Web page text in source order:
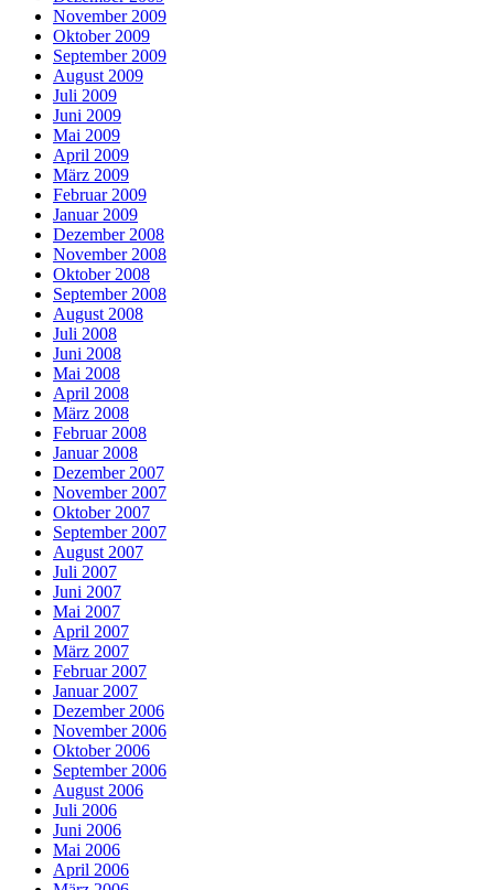
November 2009
Oktober 2009
September 2009
August 2009
Juli 2009
Juni 2009
Mai 2009
April 2009
März 2009
Februar 2009
Januar 2009
Dezember 2008
November 2008
Oktober 2008
September 2008
August 2008
Juli 2008
Juni 2008
Mai 2008
April 2008
März 2008
Februar 2008
Januar 2008
Dezember 2007
November 2007
Oktober 2007
September 2007
August 2007
Juli 2007
Juni 2007
Mai 2007
April 2007
März 2007
Februar 2007
Januar 2007
Dezember 2006
November 2006
Oktober 2006
September 2006
August 2006
Juli 2006
Juni 2006
Mai 2006
April 2006